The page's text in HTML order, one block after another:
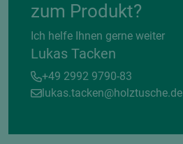
zum Produkt?
Ich helfe Ihnen gerne weiter
Lukas Tacken
+49 2992 9790-83
lukas.tacken@holztusche.de